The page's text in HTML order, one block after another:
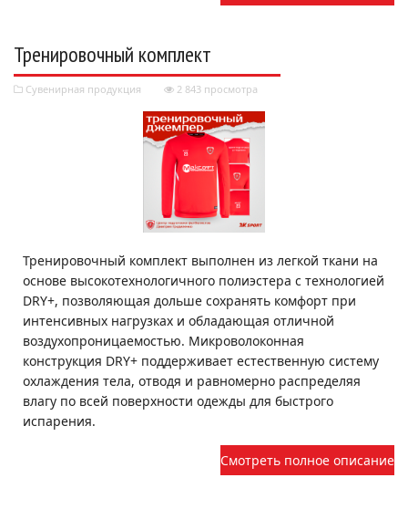
Тренировочный комплект
Сувенирная продукция 2 843 просмотра
Тренировочный комплект выполнен из легкой ткани на
основе высокотехнологичного полиэстера с технологией
DRY+, позволяющая дольше сохранять комфорт при
интенсивных нагрузках и обладающая отличной
воздухопроницаемостью. Микроволоконная
конструкция DRY+ поддерживает естественную систему
охлаждения тела, отводя и равномерно распределяя
влагу по всей поверхности одежды для быстрого
испарения.
Смотреть полное описание